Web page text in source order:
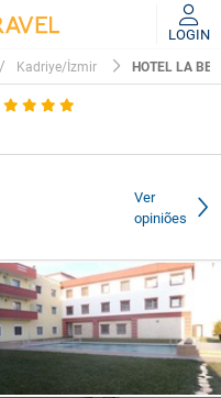
LOGIN
Kadriye/İzmir HOTEL LA
Ver
opiniões